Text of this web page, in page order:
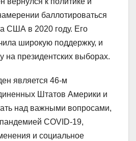
баллотироваться
США в 2020 году. Его
широкую поддержку, и
на президентских выборах.
является 46-м
Штатов Америки и
над важными вопросами,
COVID-19,
и социальное